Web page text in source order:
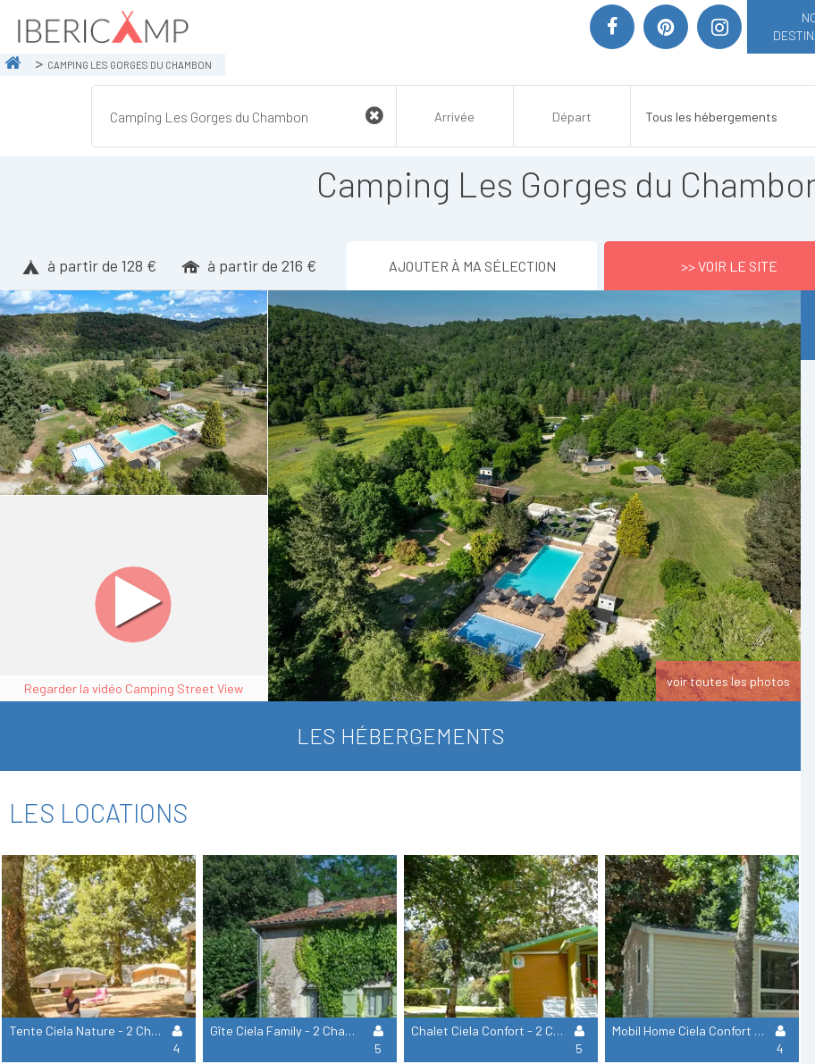
CAMPING LES GORGES DU CHAMBON
Camping Les Gorges du
à partir de 128 € à partir de 216 € AJOUTER À MA SÉLECTION >> VOIR LE SITE
Regarder la vidéo Camping Street View voir toutes les photos
LES HÉBERGEMENTS
LES LOCATIONS
Tente Ciela Nature - 2 Chambres (Sans Sanitaire)
4
Gîte Ciela Family - 2 Chambres
5
Chalet Ciela Confort - 2 Chambres
5
Mobil Home Ciela Confort - 2 Chambres
4